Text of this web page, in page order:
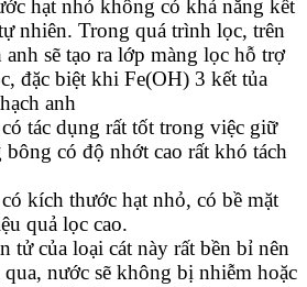
hạt nhỏ không có khả năng kết
nhiên. Trong quá trình lọc, trên
anh sẽ tạo ra lớp màng lọc hỗ trợ
đặc biệt khi Fe(OH) 3 kết tủa
anh
có tác dụng rất tốt trong việc giữ
bông có độ nhớt cao rất khó tách
có kích thước hạt nhỏ, có bề mặt
quả lọc cao.
tử của loại cát này rất bền bỉ nên
nước sẽ không bị nhiễm hoặc